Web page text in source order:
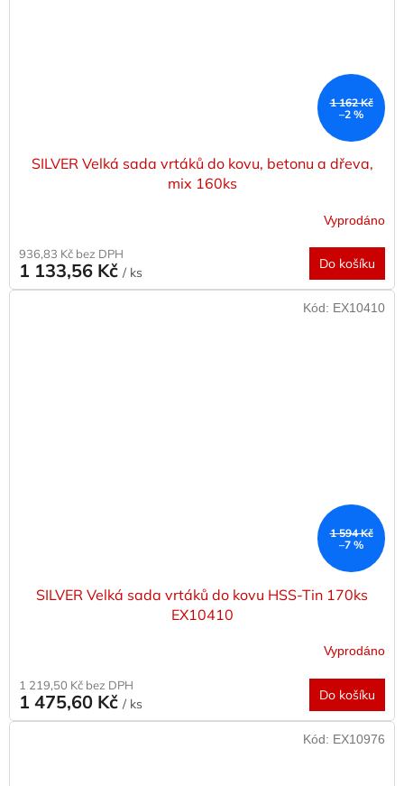
1 162 Kč
–2 %
SILVER Velká sada vrtáků do kovu, betonu a dřeva,
mix 160ks
Vyprodáno
936,83 Kč bez DPH
1 133,56 Kč / ks
Do košíku
1 594 Kč
–7 %
SILVER Velká sada vrtáků do kovu HSS-Tin 170ks
EX10410
Vyprodáno
1 219,50 Kč bez DPH
1 475,60 Kč / ks
Do košíku
Kód: EX10410
Kód: EX10976